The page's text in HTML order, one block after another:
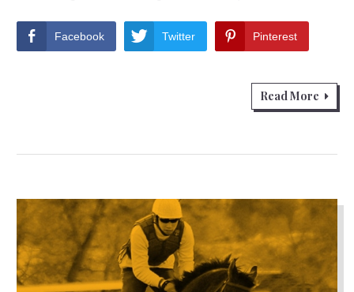
Facebook Twitter Pinterest
Read More